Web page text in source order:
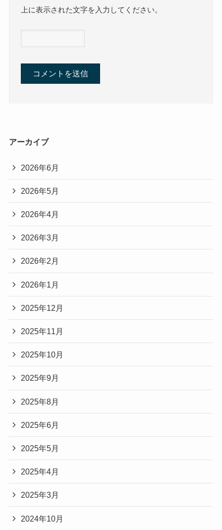
上に表示された文字を入力してください。
アーカイブ
2026年6月
2026年5月
2026年4月
2026年3月
2026年2月
2026年1月
2025年12月
2025年11月
2025年10月
2025年9月
2025年8月
2025年6月
2025年5月
2025年4月
2025年3月
2024年10月